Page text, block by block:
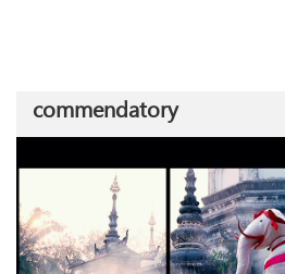
commendatory